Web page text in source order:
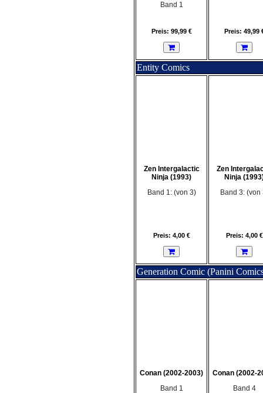
Band 1
Preis: 99,99 € Preis: 49,99
Entity Comics
Zen Intergalactic
Ninja (1993)
Band 1: (von 3)
Preis: 4,00 €
Zen
Ninja
Band 3: (von
Preis: 4,00 €
Generation Comic (Panini
Conan (2002-2003)
Band 1
Conan (2002-
Band 4